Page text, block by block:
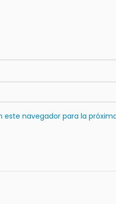
navegador para la